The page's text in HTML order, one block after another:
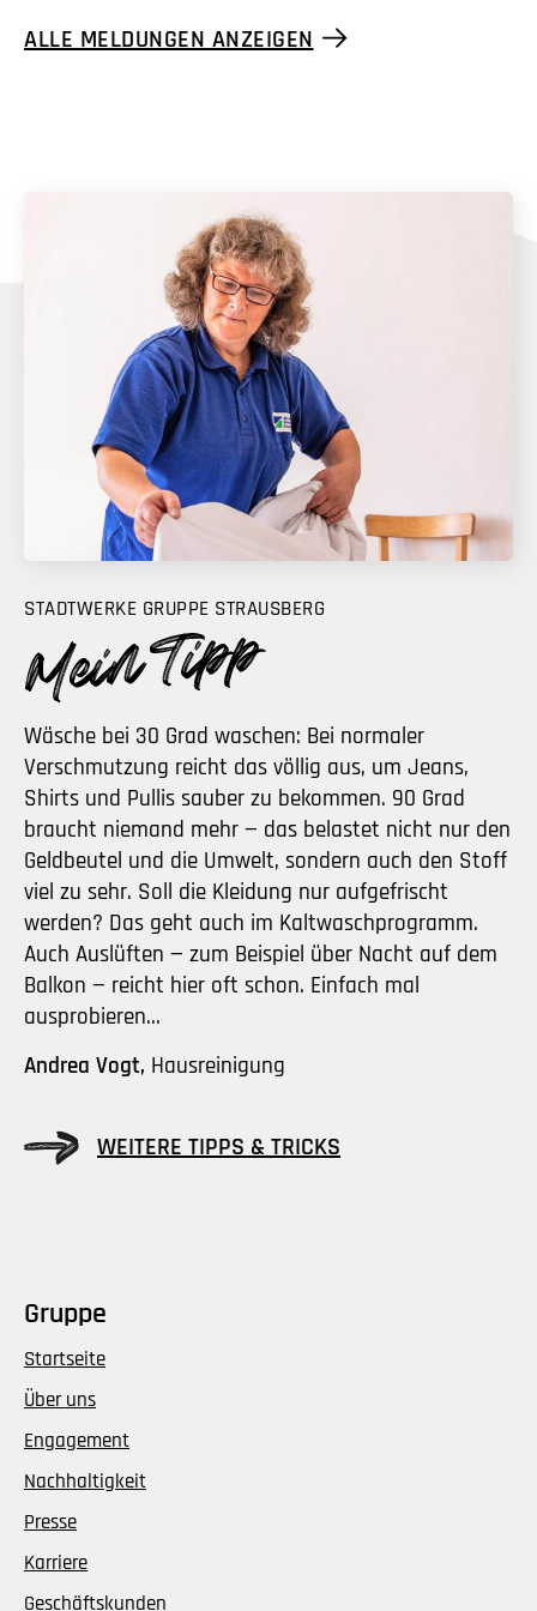
ALLE MELDUNGEN ANZEIGEN
STADTWERKE GRUPPE STRAUSBERG
Wäsche bei 30 Grad waschen: Bei normaler
Verschmutzung reicht das völlig aus, um Jeans,
Shirts und Pullis sauber zu bekommen. 90 Grad
braucht niemand mehr — das belastet nicht nur den
Geldbeutel und die Umwelt, sondern auch den Stoff
viel zu sehr. Soll die Kleidung nur aufgefrischt
werden? Das geht auch im Kaltwaschprogramm.
Auch Auslüften — zum Beispiel über Nacht auf dem
Balkon — reicht hier oft schon. Einfach mal
ausprobieren...
Andrea Vogt, Hausreinigung
WEITERE TIPPS & TRICKS
Gruppe
Startseite
Über uns
Engagement
Nachhaltigkeit
Presse
Karriere
Geschäftskunden